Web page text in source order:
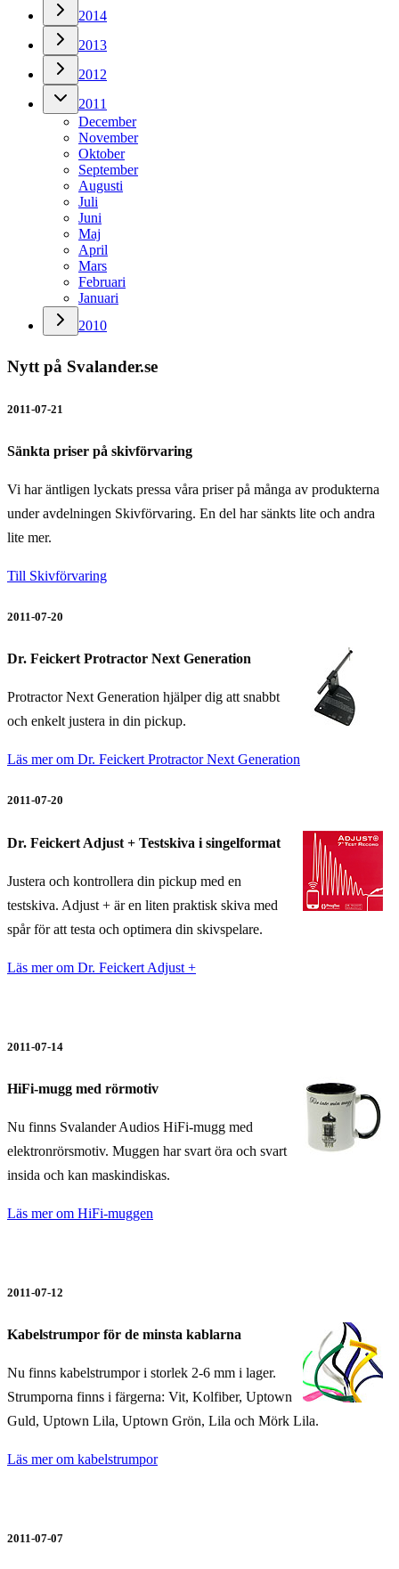
2014
2013
2012
2011
December
November
Oktober
September
Augusti
Juli
Juni
Maj
April
Mars
Februari
Januari
2010
Nytt på Svalander.se
2011-07-21
Sänkta priser på skivförvaring
Vi har äntligen lyckats pressa våra priser på många av produkterna
under avdelningen Skivförvaring. En del har sänkts lite och andra
lite mer.
Till Skivförvaring
2011-07-20
Dr. Feickert Protractor Next Generation
Protractor Next Generation hjälper dig att snabbt
och enkelt justera in din pickup.
Läs mer om Dr. Feickert Protractor Next Generation
2011-07-20
Dr. Feickert Adjust + Testskiva i singelformat
Justera och kontrollera din pickup med en
testskiva. Adjust + är en liten praktisk skiva med
spår för att testa och optimera din skivspelare.
Läs mer om Dr. Feickert Adjust +
2011-07-14
HiFi-mugg med rörmotiv
Nu finns Svalander Audios HiFi-mugg med
elektronrörsmotiv. Muggen har svart öra och svart
insida och kan maskindiskas.
Läs mer om HiFi-muggen
2011-07-12
Kabelstrumpor för de minsta kablarna
Nu finns kabelstrumpor i storlek 2-6 mm i lager.
Strumporna finns i färgerna: Vit, Kolfiber, Uptown
Guld, Uptown Lila, Uptown Grön, Lila och Mörk Lila.
Läs mer om kabelstrumpor
2011-07-07